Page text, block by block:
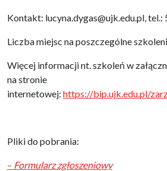
Kontakt: lucyna.dygas@ujk.edu.pl, tel.:
Liczba miejsc na poszczególne
Więcej informacji nt. szkoleń w
na stronie
internetowej: https://bip.ujk.edu.pl/
Pliki do pobrania:
– Formularz zgłoszeniowy